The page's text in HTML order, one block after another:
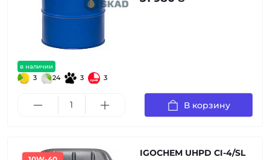
в наличии
3 24 3 3
В корзину
IGOCHEM UHPD CI-4/SL